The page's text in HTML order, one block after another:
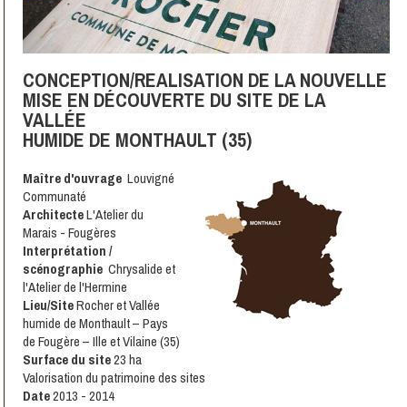
CONCEPTION/REALISATION DE LA NOUVELLE
MISE EN DÉCOUVERTE DU SITE DE LA
VALLÉE
HUMIDE DE MONTHAULT (35)
Maître d'ouvrage Louvigné
Communaté
ArchitecteL'Atelier du
Marais - Fougères
Interprétation /
scénographie Chrysalide et
l'Atelier de l'Hermine
Lieu/SiteRocher et Vallée
humide de Monthault – Pays
de Fougère – Ille et Vilaine (35)
Surface du site23 ha
Valorisation du patrimoine des sites
Date2013 - 2014